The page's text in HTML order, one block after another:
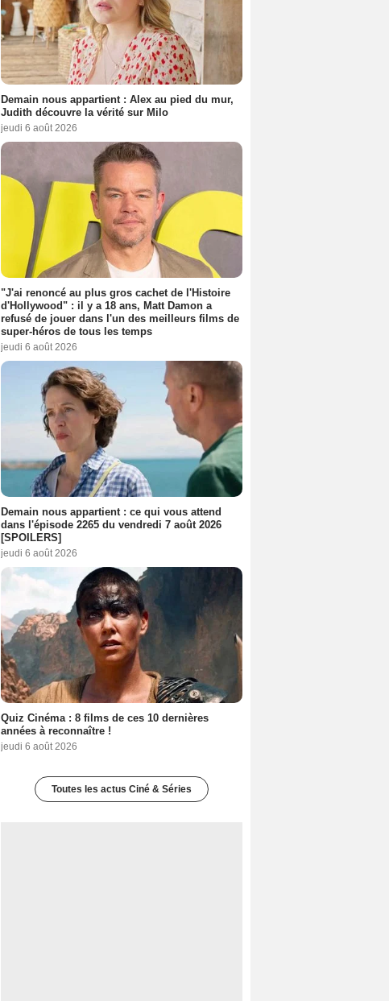
Demain nous appartient : Alex au pied du mur,
Judith découvre la vérité sur Milo
jeudi 6 août 2026
"J'ai renoncé au plus gros cachet de l'Histoire
d'Hollywood" : il y a 18 ans, Matt Damon a
refusé de jouer dans l'un des meilleurs films de
super-héros de tous les temps
jeudi 6 août 2026
Demain nous appartient : ce qui vous attend
dans l'épisode 2265 du vendredi 7 août 2026
[SPOILERS]
jeudi 6 août 2026
Quiz Cinéma : 8 films de ces 10 dernières
années à reconnaître !
jeudi 6 août 2026
Toutes les actus Ciné & Séries